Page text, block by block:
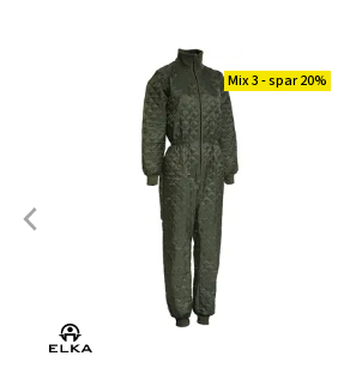
Mix 3 - spar 20%